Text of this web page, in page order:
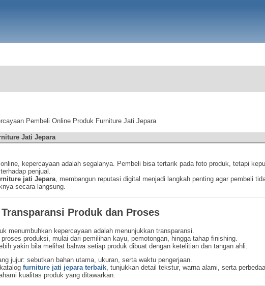
Pembeli Online Produk Furniture Jati Jepara
Jati Jepara
kepercayaan adalah segalanya. Pembeli bisa tertarik pada foto produk, tetapi
penjual.
jati Jepara , membangun reputasi digital menjadi langkah penting agar pembeli
secara langsung.
Produk dan Proses
menumbuhkan kepercayaan adalah menunjukkan transparansi.
produksi, mulai dari pemilihan kayu, pemotongan, hingga tahap finishing.
yakin bila melihat bahwa setiap produk dibuat dengan ketelitian dan tangan ahli.
jujur: sebutkan bahan utama, ukuran, serta waktu pengerjaan.
furniture jati jepara terbaik, tunjukkan detail tekstur, warna alami, serta
kualitas produk yang ditawarkan.